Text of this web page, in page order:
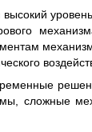
сложные